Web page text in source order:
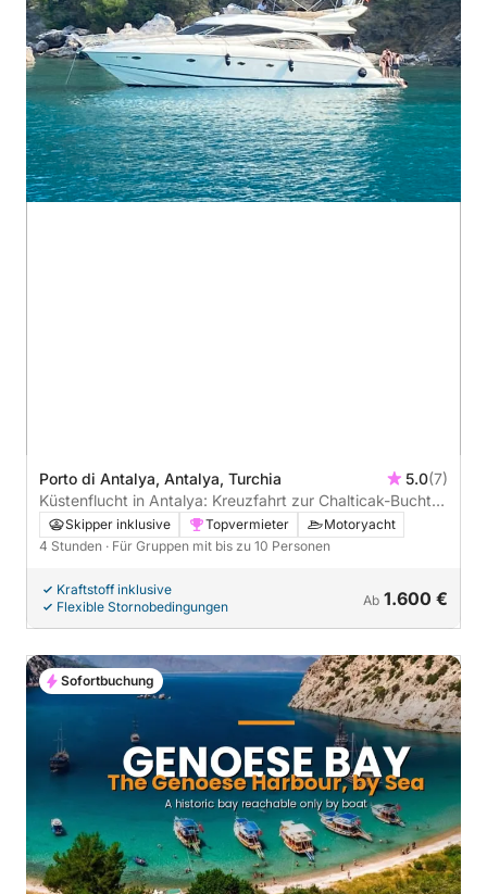
Porto di Antalya, Antalya, Turchia 5.0(7)
Küstenflucht in Antalya: Kreuzfahrt zur Chalticak-Bucht
und zur Schildkröteninsel (Sonnenuntergang in Antalya)
Skipper inklusive Topvermieter
Motoryacht
4 Stunden · Für Gruppen mit bis zu 10 Personen
Kraftstoff inklusive
Flexible Stornobedingungen
Ab 1.600 €
Sofortbuchung